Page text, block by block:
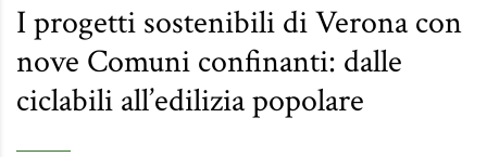
I progetti sostenibili di Verona con
nove Comuni confinanti: dalle
ciclabili all’edilizia popolare